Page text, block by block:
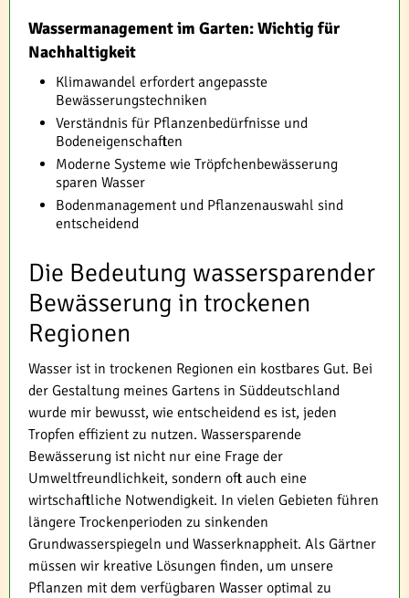
Wassermanagement im Garten: Wichtig für
Nachhaltigkeit
Klimawandel erfordert angepasste
Bewässerungstechniken
Verständnis für Pflanzenbedürfnisse und
Bodeneigenschaften
Moderne Systeme wie Tröpfchenbewässerung
sparen Wasser
Bodenmanagement und Pflanzenauswahl sind
entscheidend
Die Bedeutung wassersparender
Bewässerung in trockenen
Regionen
Wasser ist in trockenen Regionen ein kostbares Gut. Bei
der Gestaltung meines Gartens in Süddeutschland
wurde mir bewusst, wie entscheidend es ist, jeden
Tropfen effizient zu nutzen. Wassersparende
Bewässerung ist nicht nur eine Frage der
Umweltfreundlichkeit, sondern oft auch eine
wirtschaftliche Notwendigkeit. In vielen Gebieten führen
längere Trockenperioden zu sinkenden
Grundwasserspiegeln und Wasserknappheit. Als Gärtner
müssen wir kreative Lösungen finden, um unsere
Pflanzen mit dem verfügbaren Wasser optimal zu